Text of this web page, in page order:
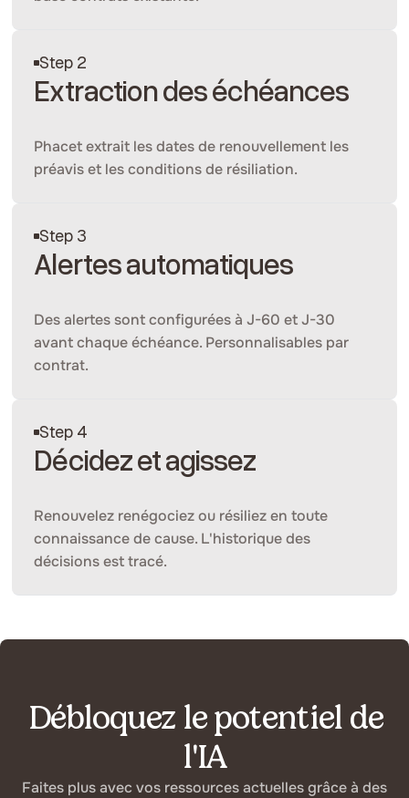
Step 2
Extraction des échéances
Phacet extrait les dates de renouvellement les
préavis et les conditions de résiliation.
Step 3
Alertes automatiques
Des alertes sont configurées à J-60 et J-30
avant chaque échéance. Personnalisables par
contrat.
Step 4
Décidez et agissez
Renouvelez renégociez ou résiliez en toute
connaissance de cause. L'historique des
décisions est tracé.
Débloquez le potentiel de
l'IA
Faites plus avec vos ressources actuelles grâce à des